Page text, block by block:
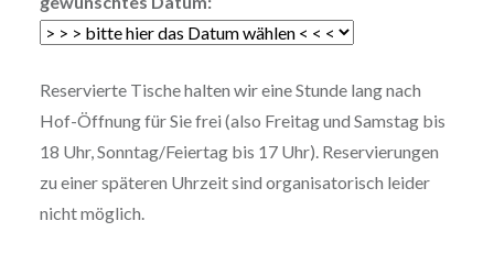
Reservierte Tische halten wir eine Stunde lang nach
Hof-Öffnung für Sie frei (also Freitag und Samstag bis
18 Uhr, Sonntag/Feiertag bis 17 Uhr). Reservierungen
zu einer späteren Uhrzeit sind organisatorisch leider
nicht möglich.